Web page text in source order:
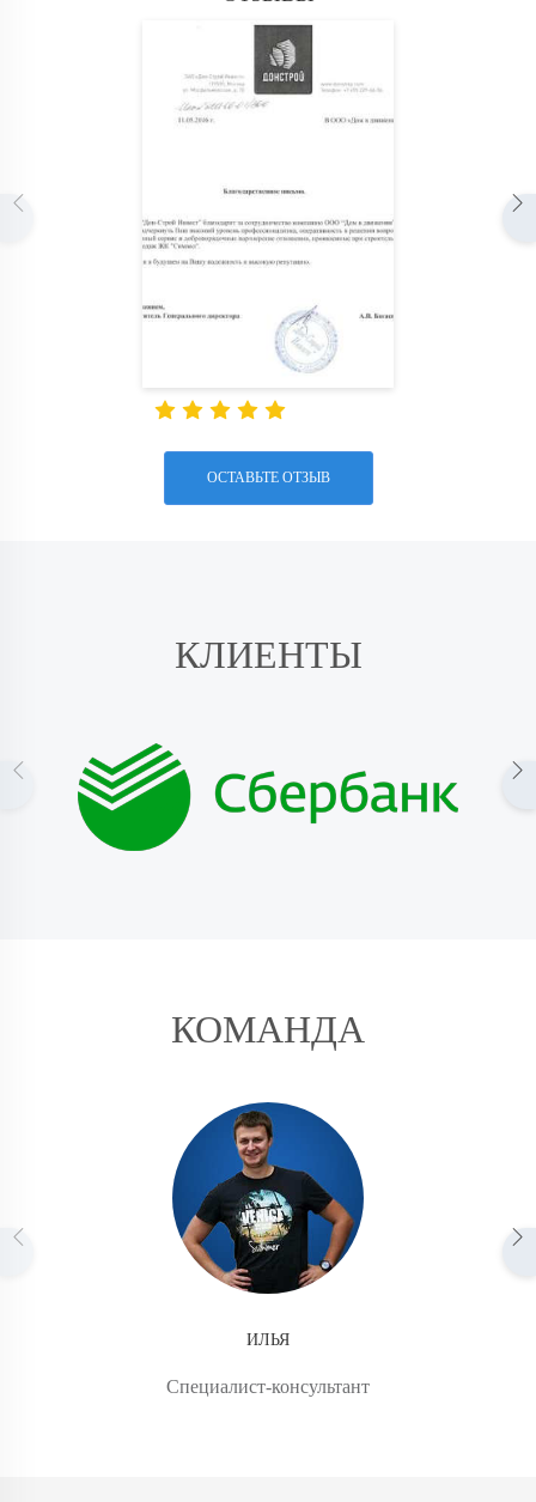
ОСТАВЬТЕ ОТЗЫВ
КЛИЕНТЫ
КОМАНДА
ИЛЬЯ
Специалист-консультант